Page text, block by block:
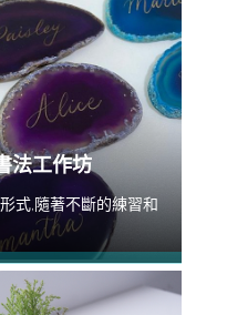
法工作坊
式,隨著不斷的練習和